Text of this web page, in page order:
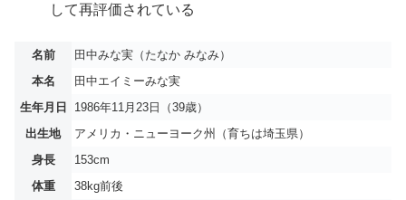
して再評価されている
名前
田中みな実（たなか みなみ）
本名
田中エイミーみな実
生年月日
1986年11月23日（39歳）
出生地
アメリカ・ニューヨーク州（育ちは埼玉県）
身長
153cm
体重
38kg前後